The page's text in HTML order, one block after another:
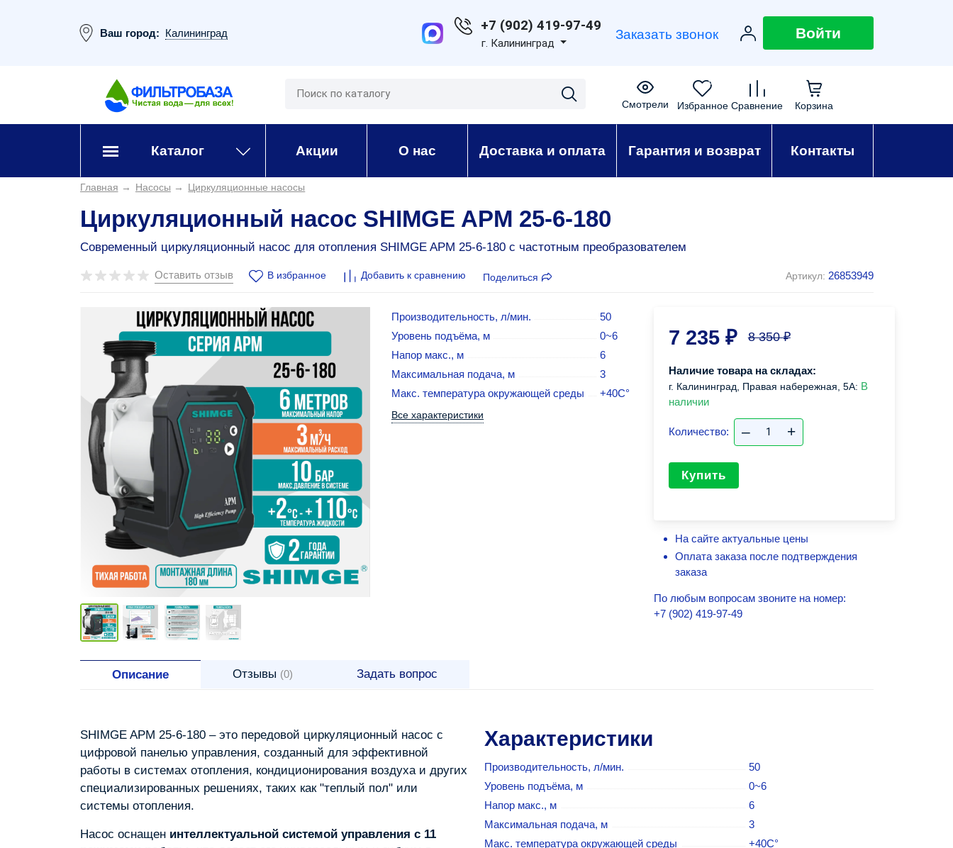
Ваш город: Калининград +7 (902) 419-97-49
г. Калининград
Заказать звонок Войти
Смотрели
0
Избранное Сравнение
0
Корзина
Каталог Акции О нас Доставка и оплата Гарантия и возврат Контакты
Главная → Насосы → Циркуляционные насосы
Циркуляционный насос SHIMGE APM 25-6-180
Современный циркуляционный насос для отопления SHIMGE APM 25-6-180 с частотным преобразователем
Оставить отзыв В избранное Добавить к сравнению Поделиться Артикул: 26853949
Производительность, л/мин.
50
Уровень подъёма, м
0~6
Напор макс., м
6
Максимальная подача, м
3
Макс. температура окружающей среды
+40С°
Все характеристики
7 235 ₽ 8 350₽
Наличие товара на складах:
г. Калининград, Правая набережная, 5А: В
наличии
Количество: – +
Купить
На сайте актуальные цены
Оплата заказа после подтверждения
заказа
По любым вопросам звоните на номер:
+7 (902) 419-97-49
Описание Отзывы (0) Задать вопрос
SHIMGE APM 25-6-180 – это передовой циркуляционный насос с
цифровой панелью управления, созданный для эффективной
работы в системах отопления, кондиционирования воздуха и других
специализированных решениях, таких как "теплый пол" или
системы отопления.
Насос оснащен интеллектуальной системой управления с 11
Характеристики
Производительность, л/мин.
50
Уровень подъёма, м
0~6
Напор макс., м
6
Максимальная подача, м
3
Макс. температура окружающей среды
+40С°